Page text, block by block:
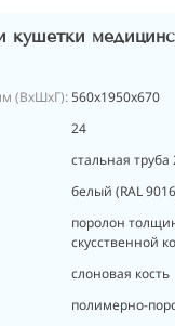
кушетки
(ВхШхГ):560x1950x670
24
стальная
белый (RAL
поролон
скусственной
cлоновая кость
полимерно-